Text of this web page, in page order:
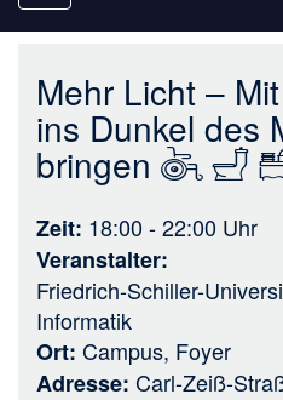
navigation
Mehr Licht –
ins Dunkel des
bringen
Zeit 18:00 - 22:00 Uhr
Veranstalter
Friedrich-Schiller-
Informatik
Ort Campus, Foyer
Adresse Carl-Zeiß-